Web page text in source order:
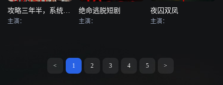
攻略三年半，系统说我搞错对象
主演：
绝命逃脱短剧
主演：
夜囚双凤
主演：
< 1 2 3 4 5 >